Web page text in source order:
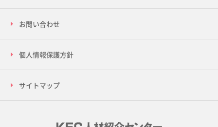
お問い合わせ
個人情報保護方針
サイトマップ